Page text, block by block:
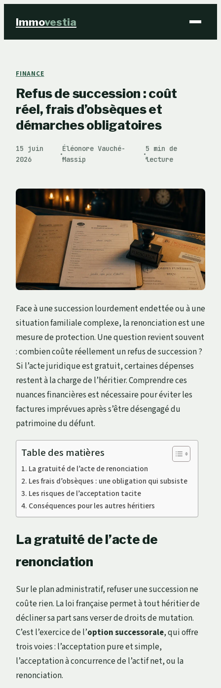
Immovestia
Immobilier
Business
Éducation & Emploi
FINANCE
Refus de succession : coût
réel, frais d’obsèques et
démarches obligatoires
15 juin
2026
·
Éléonore Vauché-
Massip
·
5 min de
lecture
Face à une succession lourdement endettée ou à une
situation familiale complexe, la renonciation est une
mesure de protection. Une question revient souvent
: combien coûte réellement un refus de succession ?
Si l’acte juridique est gratuit, certaines dépenses
restent à la charge de l’héritier. Comprendre ces
nuances financières est nécessaire pour éviter les
factures imprévues après s’être désengagé du
patrimoine du défunt.
Table des matières
La gratuité de l’acte de renonciation
Les frais d’obsèques : une obligation qui subsiste
Les risques de l’acceptation tacite
Conséquences pour les autres héritiers
La gratuité de l’acte de
renonciation
Sur le plan administratif, refuser une succession ne
coûte rien. La loi française permet à tout héritier de
décliner sa part sans verser de droits de mutation.
C’est l’exercice de l’option successorale, qui offre
trois voies : l’acceptation pure et simple,
l’acceptation à concurrence de l’actif net, ou la
renonciation.